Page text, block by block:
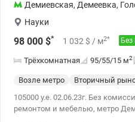
Демиевская, Демеевка,
Науки
98 000 $* 1 032 $ / м2* Без
Трёхкомнатная 95/55/15 м2
Возле метро Вторичный
105000 у.е. 02.06.23г. Без
ремонтом и мебелью, метро